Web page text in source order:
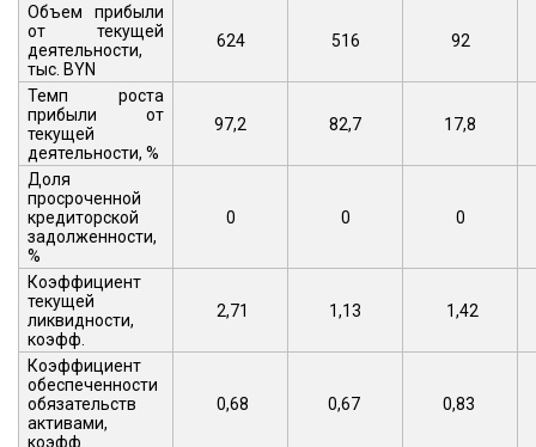
Объем прибыли
от текущей
деятельности,
тыс. BYN
624 516 92
Темп роста
прибыли от
текущей
деятельности, %
97,2 82,7 17,8
Доля
просроченной
кредиторской
задолженности,
%
0 0 0
Коэффициент
текущей
ликвидности,
коэфф.
2,71 1,13 1,42
Коэффициент
обеспеченности
обязательств
активами,
коэфф.
0,68 0,67 0,83